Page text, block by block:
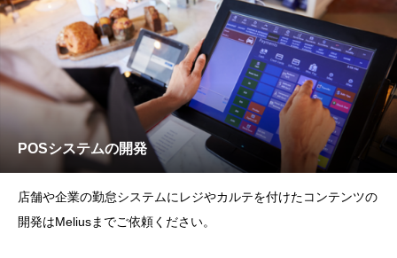
POSシステムの開発
店舗や企業の勤怠システムにレジやカルテを付けたコンテンツの
開発はMeliusまでご依頼ください。